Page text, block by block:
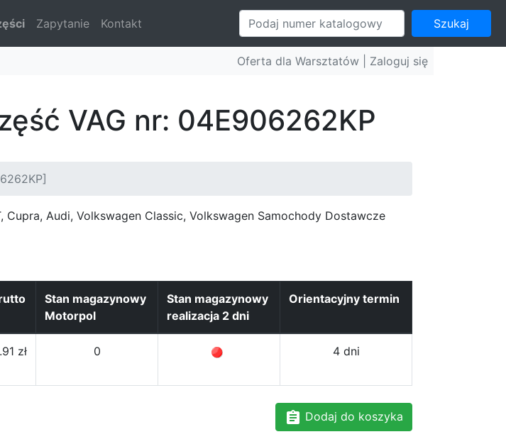
Zapytanie Kontakt Szukaj
Oferta dla Warsztatów | Zaloguj się
VAG nr: 04E906262KP
Cupra, Audi, Volkswagen Classic, Volkswagen Samochody Dostawcze
Stan magazynowy
Motorpol
Stan magazynowy
realizacja 2 dni
Orientacyjny termin
zł 0 4 dni
Dodaj do koszyka